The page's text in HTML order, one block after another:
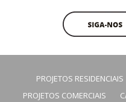
PROJETOS RESIDENCIAIS
PROJETOS COMERCIAIS